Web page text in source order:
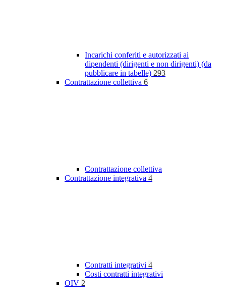
Incarichi conferiti e autorizzati ai
dipendenti (dirigenti e non dirigenti) (da
pubblicare in tabelle) 293
Contrattazione collettiva 6
Contrattazione collettiva
Contrattazione integrativa 4
Contratti integrativi 4
Costi contratti integrativi
OIV 2